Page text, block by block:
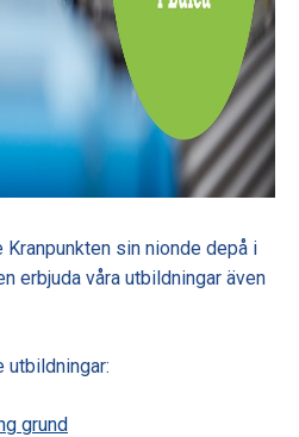
sin nionde depå i
erbjuda våra utbildningar även
utbildningar:
grund